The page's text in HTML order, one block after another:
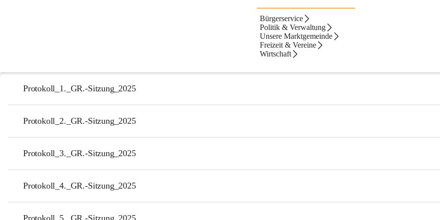
Bürgerservice
Politik & Verwaltung
Unsere Marktgemeinde
Freizeit & Vereine
Wirtschaft
Protokoll_1._GR.-Sitzung_2025
Protokoll_2._GR.-Sitzung_2025
Protokoll_3._GR.-Sitzung_2025
Protokoll_4._GR.-Sitzung_2025
Protokoll_5._GR.-Sitzung_2025